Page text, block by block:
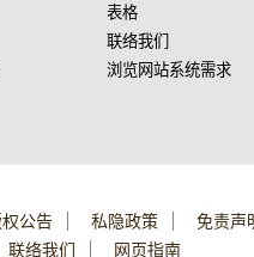
表格
联络我们
浏览网站系统需求
权公告 私隐政策
免责声
联络我们
网页指南